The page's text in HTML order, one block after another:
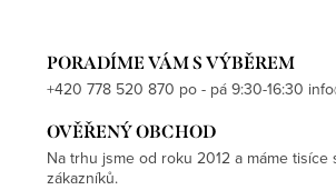
PORADÍME VÁM S VÝBĚREM
+420 778 520 870 po - pá 9:30-16:30
OVĚŘENÝ OBCHOD
Na trhu jsme od roku 2012 a máme tisíce
zákazníků.